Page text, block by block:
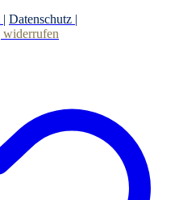
| Datenschutz |
widerrufen